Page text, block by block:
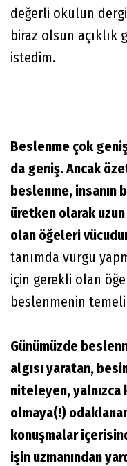
değerli okulun
biraz olsun açıklık
istedim.
Beslenme çok
da geniş. Ancak
beslenme, insanın
üretken olarak
olan öğeleri
tanımda vurgu
için gerekli olan
beslenmenin
Günümüzde
algısı yaratan,
niteleyen,
olmaya(!)
konuşmalar
işin uzmanından